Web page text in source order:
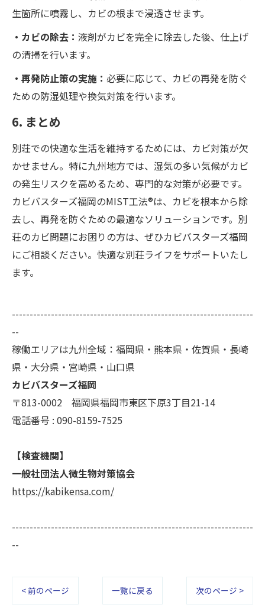
生箇所に噴霧し、カビの根まで浸透させます。
・カビの除去： 液剤がカビを完全に除去した後、仕上げ
の清掃を行います。
・再発防止策の実施： 必要に応じて、カビの再発を防ぐ
ための防湿処理や換気対策を行います。
6. まとめ
別荘での快適な生活を維持するためには、カビ対策が欠
かせません。特に九州地方では、湿気の多い気候がカビ
の発生リスクを高めるため、専門的な対策が必要です。
カビバスターズ福岡のMIST工法®は、カビを根本から除
去し、再発を防ぐための最適なソリューションです。別
荘のカビ問題にお困りの方は、ぜひカビバスターズ福岡
にご相談ください。快適な別荘ライフをサポートいたし
ます。
--------------------------------------------------------------------
--
稼働エリアは九州全域：福岡県・熊本県・佐賀県・長崎
県・大分県・宮崎県・山口県
カビバスターズ福岡
〒813-0002 福岡県福岡市東区下原3丁目21-14
電話番号 : 090-8159-7525
【検査機関】
一般社団法人微生物対策協会
https://kabikensa.com/
--------------------------------------------------------------------
--
< 前のページ 一覧に戻る 次のページ >